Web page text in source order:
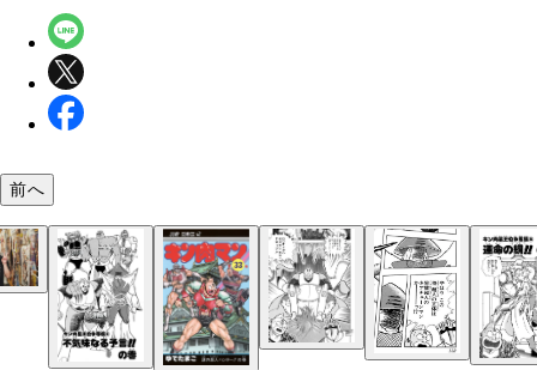
『キン肉マン』大好き漫画家のおぎぬまＸが、コ
ス33巻を熱く語る
前へ